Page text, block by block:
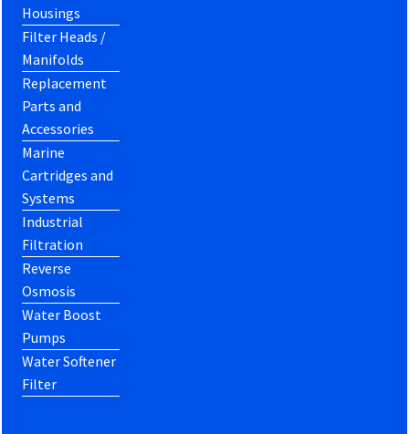
Housings
Filter Heads /
Manifolds
Replacement
Parts and
Accessories
Marine
Cartridges and
Systems
Industrial
Filtration
Reverse
Osmosis
Water Boost
Pumps
Water Softener
Filter